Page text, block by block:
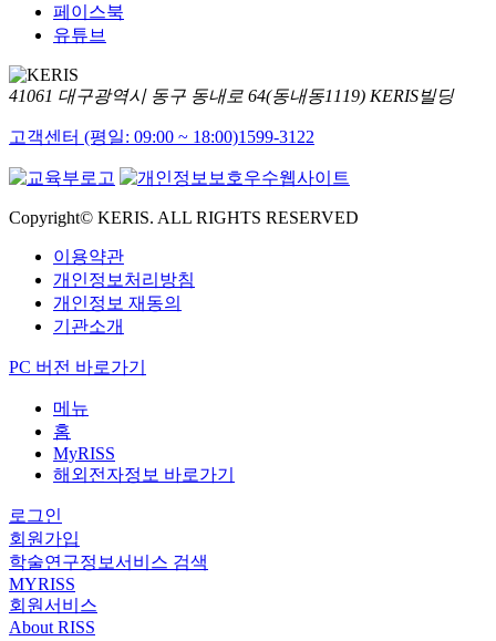
페이스북
유튜브
41061 대구광역시 동구 동내로 64(동내동1119) KERIS빌딩
고객센터 (평일: 09:00 ~ 18:00)1599-3122
Copyright© KERIS. ALL RIGHTS RESERVED
이용약관
개인정보처리방침
개인정보 재동의
기관소개
PC 버전 바로가기
메뉴
홈
MyRISS
해외전자정보 바로가기
로그인
회원가입
학술연구정보서비스 검색
MYRISS
회원서비스
About RISS